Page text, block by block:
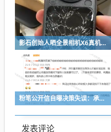
影石创始人晒全景相机X6真机：硬扛一颗子弹没穿透
粉笔公开信自曝决策失误：承认鸡贼 蹭热度 舍不得成本想多收钱
发表评论